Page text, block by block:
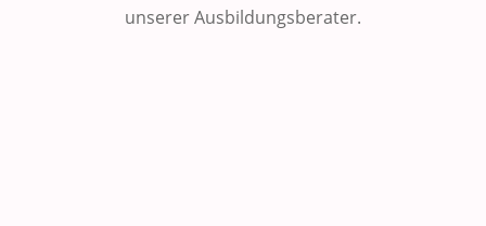
unserer Ausbildungsberater.